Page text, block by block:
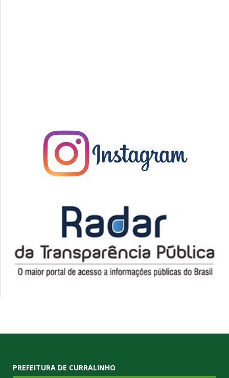
PREFEITURA DE CURRALINHO